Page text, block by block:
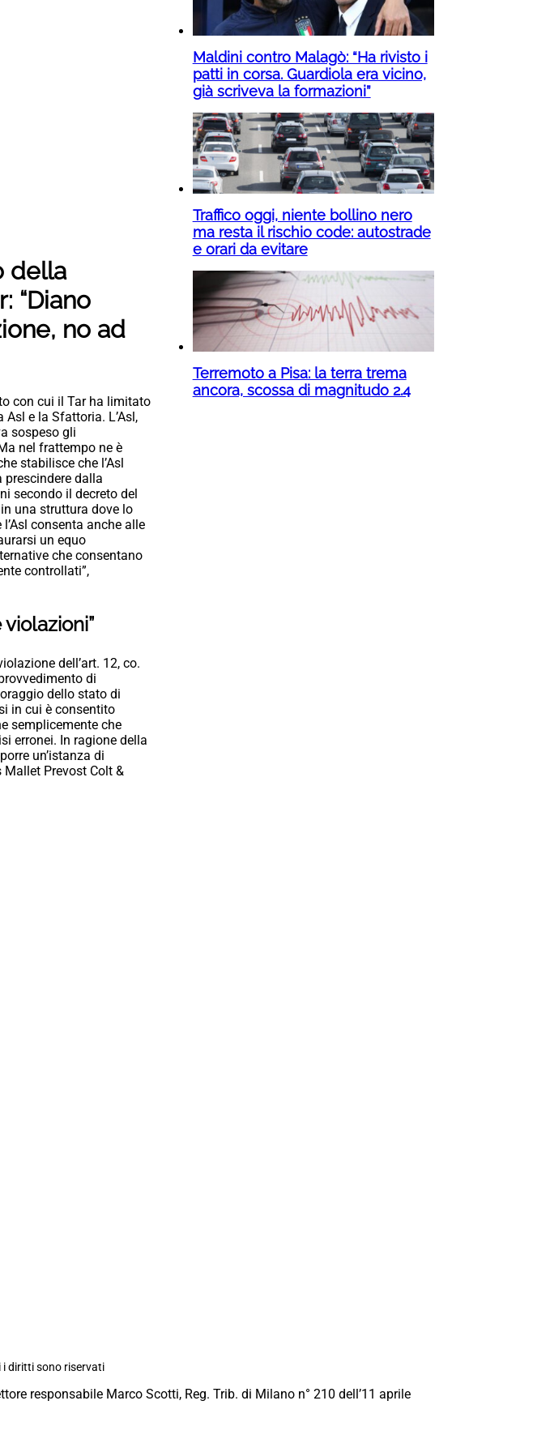
della
“Diano
no ad
con cui il Tar ha limitato
e la Sfattoria. L’Asl,
sospeso gli
nel frattempo ne è
stabilisce che l’Asl
dalla
secondo il decreto del
una struttura dove lo
consenta anche alle
un equo
che consentano
controllati”,
dell’art. 12, co.
di
dello stato di
in cui è consentito
semplicemente che
erronei. In ragione della
un’istanza di
Mallet Prevost Colt &
Maldini contro Malagò: “Ha rivisto i
patti in corsa. Guardiola era vicino,
già scriveva la formazioni”
Traffico oggi, niente bollino nero
ma resta il rischio code: autostrade
e orari da evitare
Terremoto a Pisa: la terra trema
ancora, scossa di magnitudo 2.4
i diritti sono riservati
responsabile Marco Scotti, Reg. Trib. di Milano n° 210 dell’11 aprile